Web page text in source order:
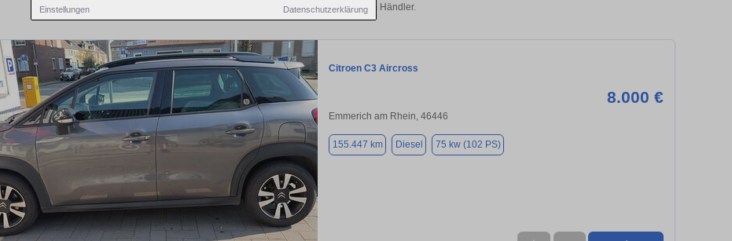
Einstellungen Datenschutzerklärung
Preisklassen von privat und vom Händler.
Citroen C3 Aircross
8.000 €
Emmerich am Rhein, 46446
155.447 km Diesel 75 kw (102 PS)